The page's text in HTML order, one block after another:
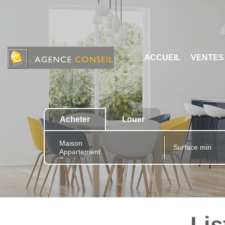
ACCUEIL VENTES
Acheter Louer